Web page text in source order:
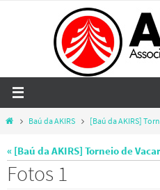
HomeBaú da AKIRS [Baú da AKIRS]
« [Baú da AKIRS] Torneio de
Fotos 1